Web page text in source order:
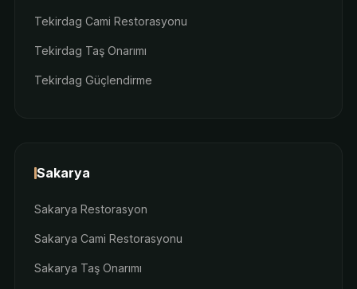
Tekirdag Cami Restorasyonu
Tekirdag Taş Onarımı
Tekirdag Güçlendirme
Sakarya
Sakarya Restorasyon
Sakarya Cami Restorasyonu
Sakarya Taş Onarımı